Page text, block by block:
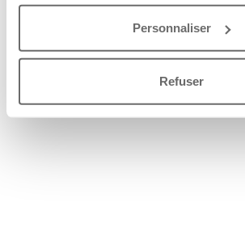
Personnaliser
Refuser